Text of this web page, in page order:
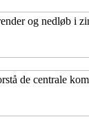
og nedløb i
de centrale